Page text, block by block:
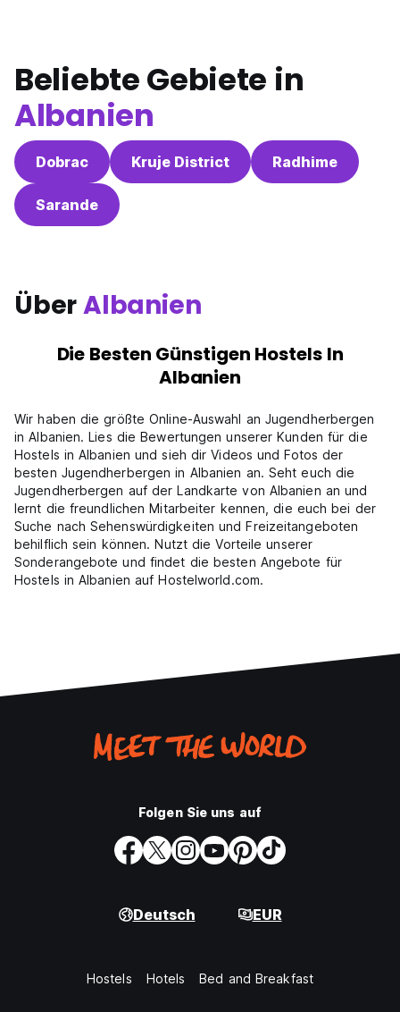
Beliebte Gebiete in
Albanien
Dobrac Kruje District Radhime
Sarande
ÜberAlbanien
Die Besten Günstigen Hostels In
Albanien
Wir haben die größte Online-Auswahl an Jugendherbergen
in Albanien. Lies die Bewertungen unserer Kunden für die
Hostels in Albanien und sieh dir Videos und Fotos der
besten Jugendherbergen in Albanien an. Seht euch die
Jugendherbergen auf der Landkarte von Albanien an und
lernt die freundlichen Mitarbeiter kennen, die euch bei der
Suche nach Sehenswürdigkeiten und Freizeitangeboten
behilflich sein können. Nutzt die Vorteile unserer
Sonderangebote und findet die besten Angebote für
Hostels in Albanien auf Hostelworld.com.
Folgen Sie uns auf
Deutsch EUR
Hostels Hotels Bed and Breakfast